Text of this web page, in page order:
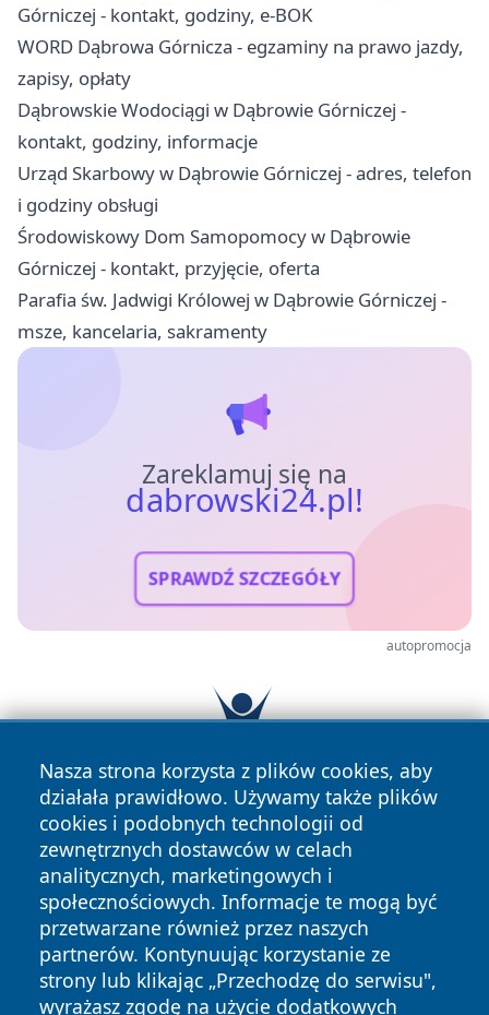
Górniczej - kontakt, godziny, e-BOK
WORD Dąbrowa Górnicza - egzaminy na prawo jazdy,
zapisy, opłaty
Dąbrowskie Wodociągi w Dąbrowie Górniczej -
kontakt, godziny, informacje
Urząd Skarbowy w Dąbrowie Górniczej - adres, telefon
i godziny obsługi
Środowiskowy Dom Samopomocy w Dąbrowie
Górniczej - kontakt, przyjęcie, oferta
Parafia św. Jadwigi Królowej w Dąbrowie Górniczej -
msze, kancelaria, sakramenty
Zareklamuj się na
dabrowski24.pl!
SPRAWDŹ SZCZEGÓŁY
autopromocja
Nasza strona korzysta z plików cookies, aby
działała prawidłowo. Używamy także plików
cookies i podobnych technologii od
zewnętrznych dostawców w celach
analitycznych, marketingowych i
społecznościowych. Informacje te mogą być
przetwarzane również przez naszych
partnerów. Kontynuując korzystanie ze
strony lub klikając „Przechodzę do serwisu",
wyrażasz zgodę na użycie dodatkowych
Copyright © 2026 dabrowski24.pl Wszystkie prawa
zastrzeżone.